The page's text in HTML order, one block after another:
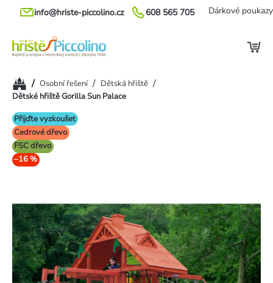
Přejít
608 565 705
info@hriste-piccolino.cz Dárkové poukazy
Domů/ Osobní řešení / Dětská hřiště /
Dětské hřiště Gorilla Sun Palace
Přijďte vyzkoušet
Cedrové dřevo
FSC dřevo
–16 %